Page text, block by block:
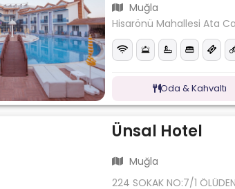
Muğla
Hisarönü Mahallesi Ata
Oda & Kahvaltı
Ünsal Hotel
Muğla
224 SOKAK NO:7/1